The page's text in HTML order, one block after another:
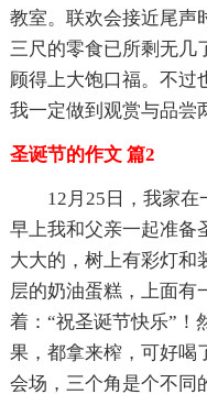
教室。联欢会接近尾声
三尺的零食已所剩无几
顾得上大饱口福。不过
我一定做到观赏与品尝
圣诞节的作文 篇2
12月25日，我家在
早上我和父亲一起准备
大大的，树上有彩灯和
层的奶油蛋糕，上面有
着：“祝圣诞节快乐”！
果，都拿来榨，可好喝
会场，三个角是个不同